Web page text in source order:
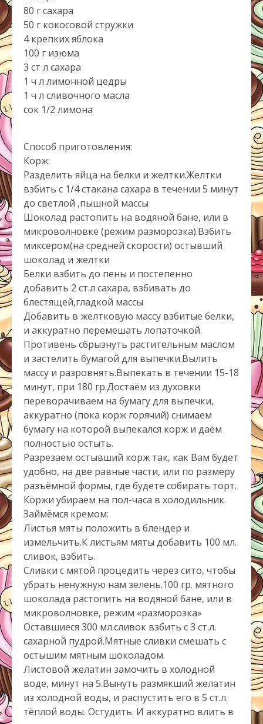
80 г сахара
50 г кокосовой стружки
4 крепких яблока
100 г изюма
3 ст л сахара
1 ч л лимонной цедры
1 ч л сливочного масла
сок 1/2 лимона
Способ приготовления:
Корж:
Разделить яйца на белки и желтки.Желтки
взбить с 1/4 стакана сахара в течении 5 минут
до светлой ,пышной массы
Шоколад растопить на водяной бане, или в
микроволновке (режим разморозка).Взбить
миксером(на средней скорости) остывший
шоколад и желтки
Белки взбить до пены и постепенно
добавить 2 ст.л сахара, взбивать до
блестящей,гладкой массы
Добавить в желтковую массу взбитые белки,
и аккуратно перемешать лопаточкой.
Противень сбрызнуть растительным маслом
и застелить бумагой для выпечки.Вылить
массу и разровнять.Выпекать в течении 15-18
минут, при 180 гр.Достаём из духовки
переворачиваем на бумагу для выпечки,
аккуратно (пока корж горячий) снимаем
бумагу на которой выпекался корж и даём
полностью остыть.
Разрезаем остывший корж так, как Вам будет
удобно, на две равные части, или по размеру
разъёмной формы, где будете собирать торт.
Коржи убираем на пол-часа в холодильник.
Займёмся кремом:
Листья мяты положить в блендер и
измельчить.К листьям мяты добавить 100 мл.
сливок, взбить.
Сливки с мятой процедить через сито, чтобы
убрать ненужную нам зелень.100 гр. мятного
шоколада растопить на водяной бане, или в
микроволновке, режим «разморозка»
Оставшиеся 300 мл.сливок взбить с 3 ст.л.
сахарной пудрой.Мятные сливки смешать с
остышим мятным шоколадом.
Листовой желатин замочить в холодной
воде, минут на 5.Вынуть размякший желатин
из холодной воды, и распустить его в 5 ст.л.
тёплой воды. Остудить. И аккуратно влить в